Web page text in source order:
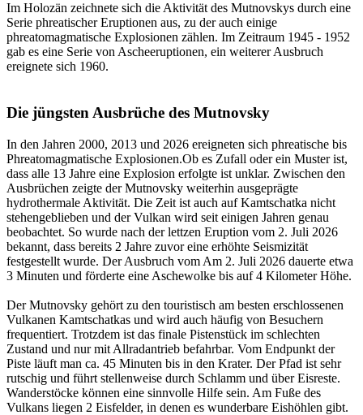
Im Holozän zeichnete sich die Aktivität des Mutnovskys durch eine
Serie phreatischer Eruptionen aus, zu der auch einige
phreatomagmatische Explosionen zählen. Im Zeitraum 1945 ‐ 1952
gab es eine Serie von Ascheeruptionen, ein weiterer Ausbruch
ereignete sich 1960.
Die jüngsten Ausbrüche des Mutnovsky
In den Jahren 2000, 2013 und 2026 ereigneten sich phreatische bis
Phreatomagmatische Explosionen.Ob es Zufall oder ein Muster ist,
dass alle 13 Jahre eine Explosion erfolgte ist unklar. Zwischen den
Ausbrüchen zeigte der Mutnovsky weiterhin ausgeprägte
hydrothermale Aktivität. Die Zeit ist auch auf Kamtschatka nicht
stehengeblieben und der Vulkan wird seit einigen Jahren genau
beobachtet. So wurde nach der lettzen Eruption vom 2. Juli 2026
bekannt, dass bereits 2 Jahre zuvor eine erhöhte Seismizität
festgestellt wurde. Der Ausbruch vom Am 2. Juli 2026 dauerte etwa
3 Minuten und förderte eine Aschewolke bis auf 4 Kilometer Höhe.
Der Mutnovsky gehört zu den touristisch am besten erschlossenen
Vulkanen Kamtschatkas und wird auch häufig von Besuchern
frequentiert. Trotzdem ist das finale Pistenstück im schlechten
Zustand und nur mit Allradantrieb befahrbar. Vom Endpunkt der
Piste läuft man ca. 45 Minuten bis in den Krater. Der Pfad ist sehr
rutschig und führt stellenweise durch Schlamm und über Eisreste.
Wanderstöcke können eine sinnvolle Hilfe sein. Am Fuße des
Vulkans liegen 2 Eisfelder, in denen es wunderbare Eishöhlen gibt.